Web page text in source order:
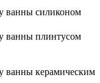
ванны силиконом
ванны плинтусом
ванны керамическим